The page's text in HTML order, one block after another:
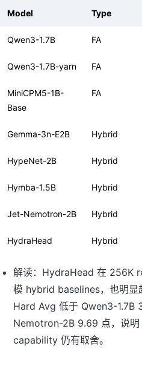
Model Type
Qwen3-1.7B FA
Qwen3-1.7B-yarn FA
MiniCPM5-1B-
Base
FA
Gemma-3n-E2B Hybrid
HypeNet-2B Hybrid
Hymba-1.5B Hybrid
Jet-Nemotron-2B Hybrid
HydraHead Hybrid
解读：HydraHead 在 256K
模 hybrid baselines，也明显
Hard Avg 低于 Qwen3-1.7B
Nemotron-2B 9.69 点，说
capability 仍有取舍。